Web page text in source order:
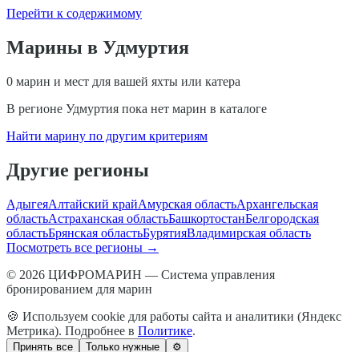
Перейти к содержимому
Марины в Удмуртия
0 марин и мест для вашей яхты или катера
В регионе Удмуртия пока нет марин в каталоге
Найти марину по другим критериям
Другие регионы
АдыгеяАлтайский крайАмурская областьАрхангельская
областьАстраханская областьБашкортостанБелгородская
областьБрянская областьБурятияВладимирская область
Посмотреть все регионы →
© 2026 ЦИФРОМАРИН — Система управления
бронированием для марин
🍪 Используем cookie для работы сайта и аналитики (Яндекс
Метрика). Подробнее в Политике.
Принять все Только нужные ⚙